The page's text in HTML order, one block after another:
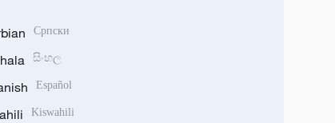
Српски
සිංහල
Español
Kiswahili